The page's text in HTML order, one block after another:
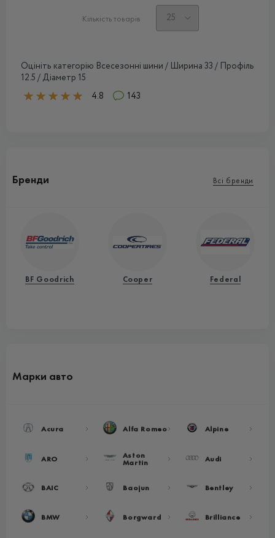
Кількість товарів
Оцініть категорію Всесезонні шини / Ширина 33 / Профіль
12.5 / Діаметр 15
4.8
143
Бренди Всі бренди
BF Goodrich Cooper Federal
Марки авто
Acura Alfa Romeo Alpine
ARO Aston
Martin Audi
BAIC Baojun Bentley
BMW Borgward Brilliance